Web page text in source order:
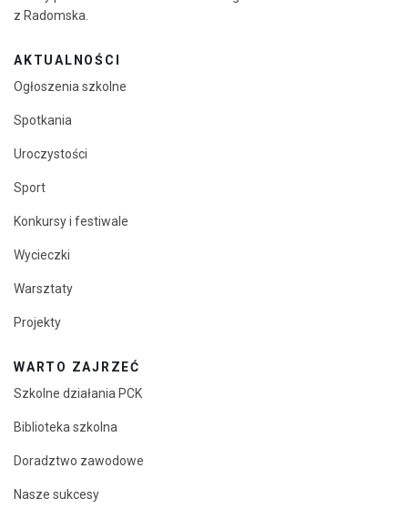
z Radomska.
AKTUALNOŚCI
Ogłoszenia szkolne
Spotkania
Uroczystości
Sport
Konkursy i festiwale
Wycieczki
Warsztaty
Projekty
WARTO ZAJRZEĆ
Szkolne działania PCK
Biblioteka szkolna
Doradztwo zawodowe
Nasze sukcesy